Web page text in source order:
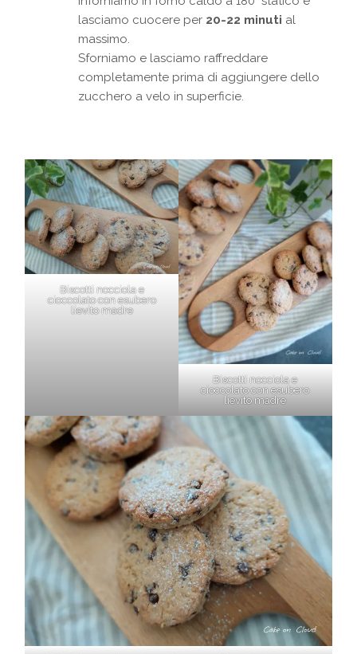
lasciamo cuocere per 20-22 minuti al
massimo.
Sforniamo e lasciamo raffreddare
completamente prima di aggiungere dello
zucchero a velo in superficie.
Biscotti nocciola e
cioccolato con esubero
lievito madre
Biscotti nocciola e
cioccolato con esubero
lievito madre